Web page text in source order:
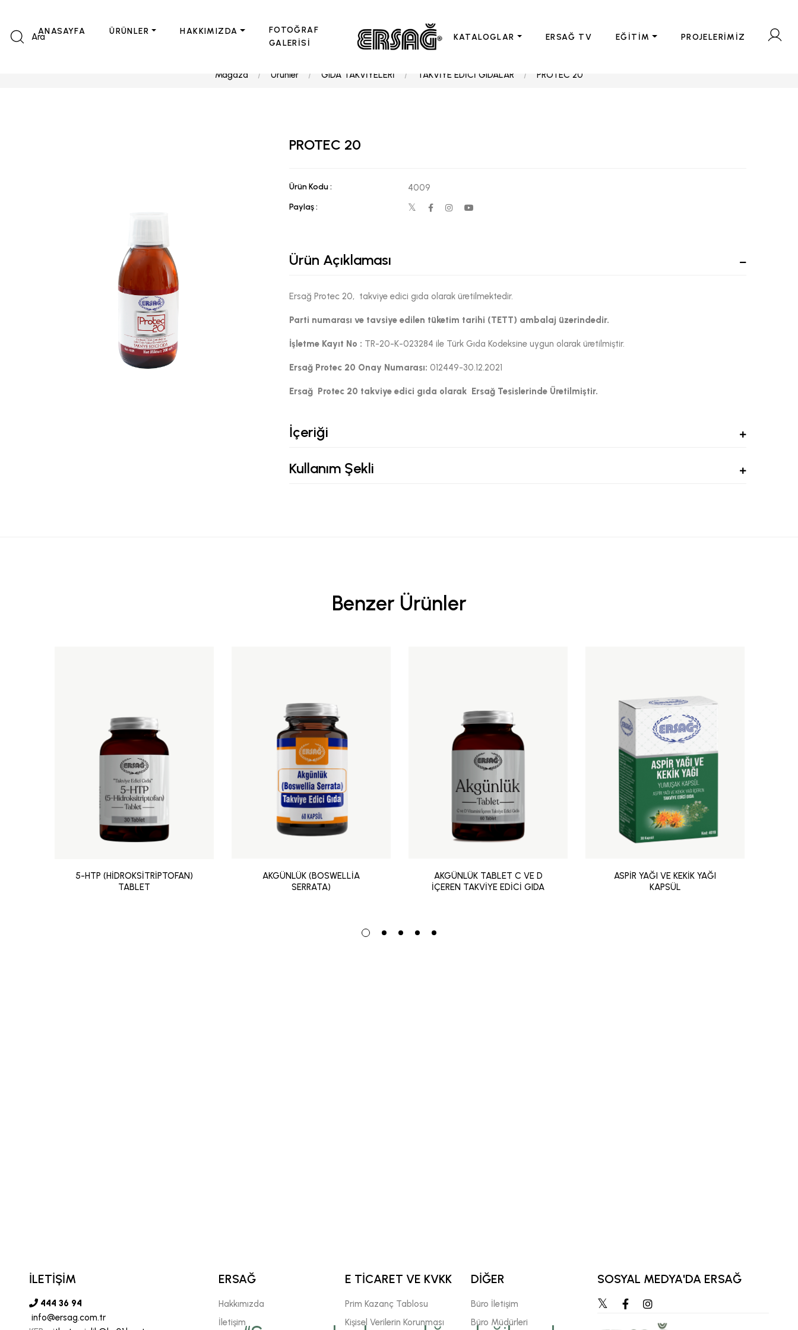
Ara
ANASAYFA ÜRÜNLER HAKKIMIZDA
FOTOĞRAF
GALERİSİ
KATALOGLAR ERSAĞ TV EĞİTİM PROJELERİMİZ
Mağaza Ürünler GIDA TAKVİYELERİ TAKVİYE EDİCİ GIDALAR PROTEC 20
PROTEC 20
Ürün Kodu : 4009
Paylaş :
Ürün Açıklaması
Ersağ Protec 20, takviye edici gıda olarak üretilmektedir.
Parti numarası ve tavsiye edilen tüketim tarihi (TETT) ambalaj üzerindedir.
İşletme Kayıt No : TR-20-K-023284 ile Türk Gıda Kodeksine uygun olarak üretilmiştir.
Ersağ Protec 20 Onay Numarası: 012449-30.12.2021
Ersağ Protec 20 takviye edici gıda olarak Ersağ Tesislerinde Üretilmiştir.
İçeriği
Kullanım Şekli
Benzer Ürünler
5-HTP (HİDROKSİTRİPTOFAN)
TABLET
AKGÜNLÜK (BOSWELLİA
SERRATA)
AKGÜNLÜK TABLET C VE D
İÇEREN TAKVİYE EDİCİ GIDA
ASPİR YAĞI VE KEKİK YAĞI
KAPSÜL
“Zihnimizde en çok
hedef, zamanla
İLETİŞİM
444 36 94
info@ersag.com.tr
ERSAĞ
Hakkımızda
İletişim
E TİCARET VE KVKK
Prim Kazanç Tablosu
Kişisel Verilerin Korunması
DİĞER
Büro İletişim
Büro Müdürleri
SOSYAL MEDYA'DA ERSAĞ